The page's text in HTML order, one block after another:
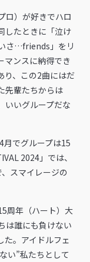
）が好きでハロ
したときに「泣け
さ…friends」をリ
マンスに納得でき
り、この2曲にはだ
先輩たちからは
いいグループだな
月でグループは15
2024」では、
スマイレージの
周年（ハート）大
は誰にも負けない
た。アイドルフェ
い”私たちとして